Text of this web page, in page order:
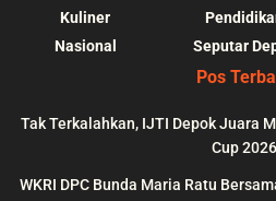
Kuliner
Nasional
Seputar
Pos
Tak Terkalahkan, IJTI Depok Juara
Cup 2026
WKRI DPC Bunda Maria Ratu
depokupdate.co/wp-